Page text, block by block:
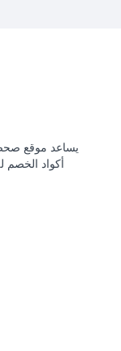
يساعد موقع
أكواد الخصم